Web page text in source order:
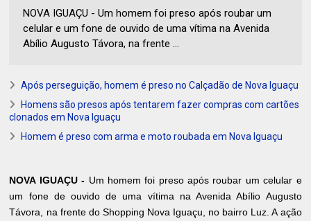
NOVA IGUAÇU - Um homem foi preso após roubar um
celular e um fone de ouvido de uma vítima na Avenida
Abílio Augusto Távora, na frente ...
Após perseguição, homem é preso no Calçadão de Nova Iguaçu
Homens são presos após tentarem fazer compras com cartões
clonados em Nova Iguaçu
Homem é preso com arma e moto roubada em Nova Iguaçu
NOVA IGUAÇU - Um homem foi preso após roubar um celular e
um fone de ouvido de uma vítima na Avenida Abílio Augusto
Távora, na frente do Shopping Nova Iguaçu, no bairro Luz. A ação